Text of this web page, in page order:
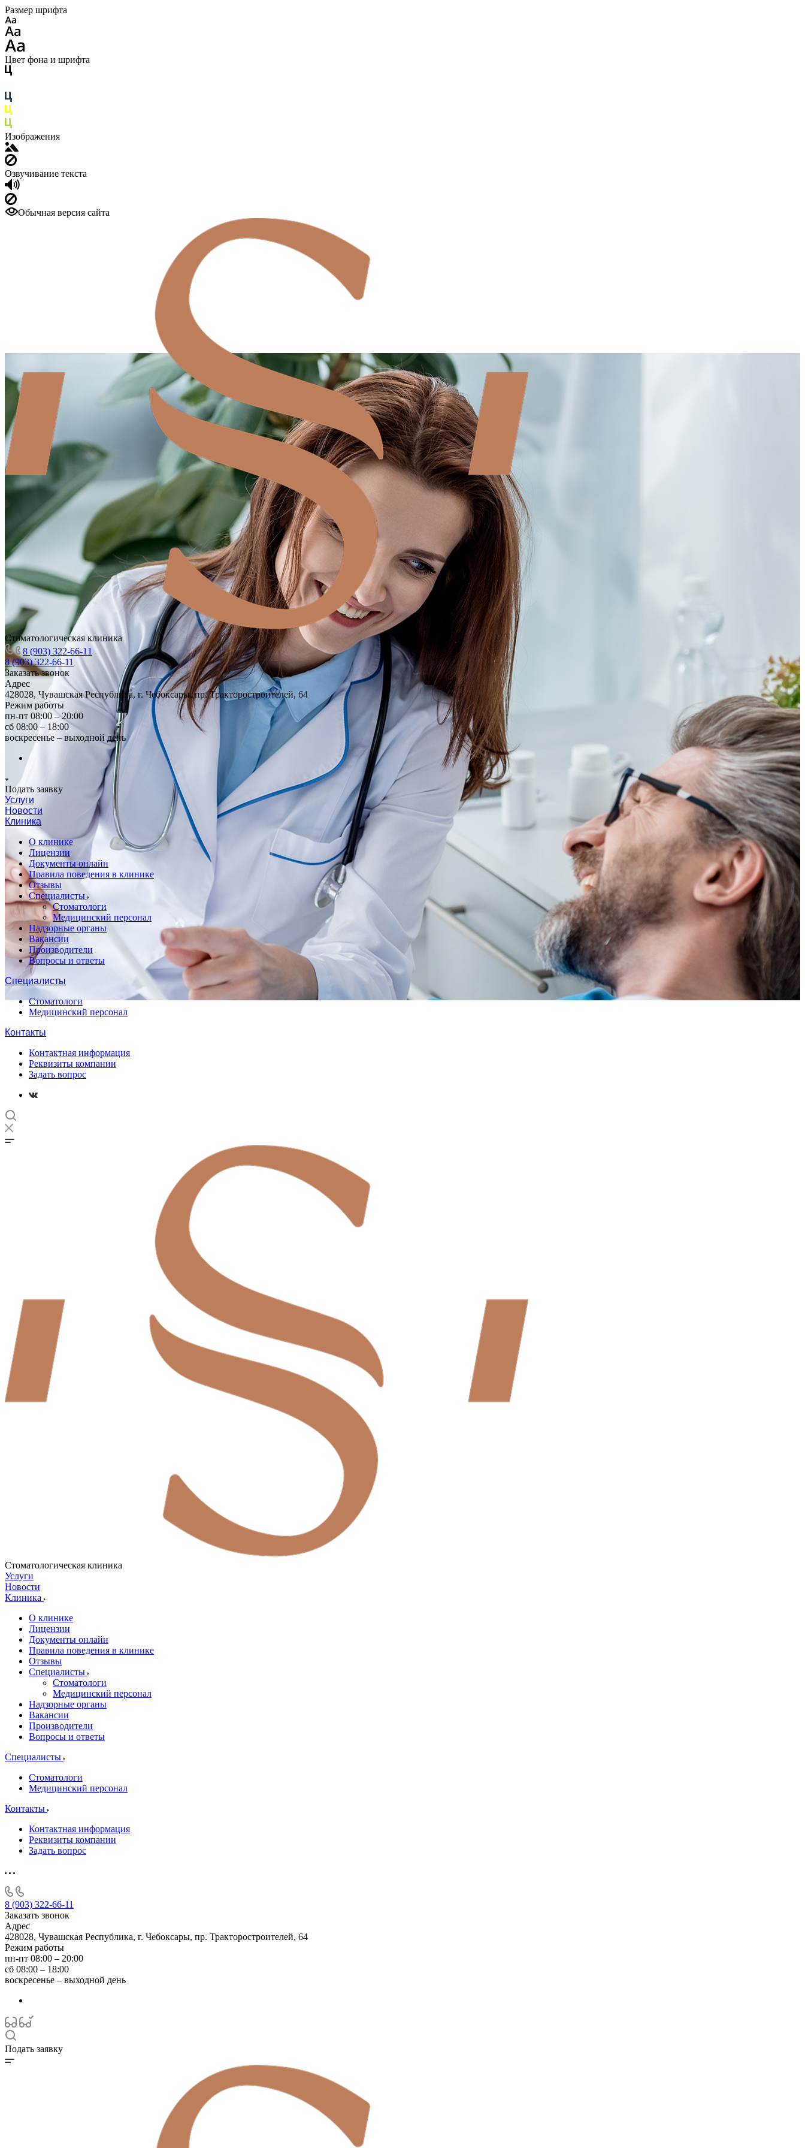
Размер шрифта
Цвет фона и шрифта
Изображения
Озвучивание текста
Обычная версия сайта
Стоматологическая клиника
8 (903) 322-66-11
8 (903) 322-66-11
Заказать звонок
Адрес
428028, Чувашская Республика, г. Чебоксары, пр. Тракторостроителей, 64
Режим работы
пн-пт 08:00 – 20:00
сб 08:00 – 18:00
воскресенье – выходной день
Подать заявку
Услуги
Новости
Клиника
О клинике
Лицензии
Документы онлайн
Правила поведения в клинике
Отзывы
Специалисты
Стоматологи
Медицинский персонал
Надзорные органы
Вакансии
Производители
Вопросы и ответы
Специалисты
Стоматологи
Медицинский персонал
Контакты
Контактная информация
Реквизиты компании
Задать вопрос
Стоматологическая клиника
Услуги
Новости
Клиника
О клинике
Лицензии
Документы онлайн
Правила поведения в клинике
Отзывы
Специалисты
Стоматологи
Медицинский персонал
Надзорные органы
Вакансии
Производители
Вопросы и ответы
Специалисты
Стоматологи
Медицинский персонал
Контакты
Контактная информация
Реквизиты компании
Задать вопрос
8 (903) 322-66-11
Заказать звонок
Адрес
428028, Чувашская Республика, г. Чебоксары, пр. Тракторостроителей, 64
Режим работы
пн-пт 08:00 – 20:00
сб 08:00 – 18:00
воскресенье – выходной день
Подать заявку